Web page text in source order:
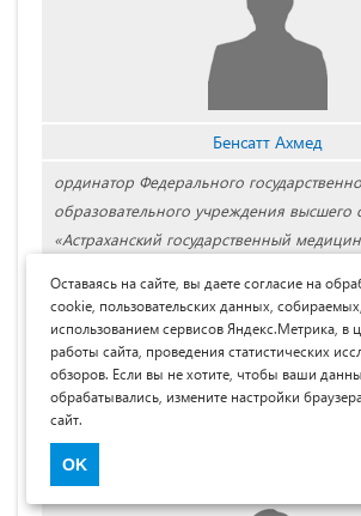
Бенсатт Ахмед
ординатор Федерального
образовательного учреждения высшего
«Астраханский государственный
Российской Федерации, РФ, г. Астрахань
Bensatt Ahmed
resident Federal State Budgetary
Higher Education Astrakhan State Medical
of Health of the Russian Federation, Russia,
Оставаясь на сайте, вы даете согласие на
cookie, пользовательских данных,
использованием сервисов Яндекс.Метрика, в
работы сайта, проведения статистических
обзоров. Если вы не хотите, чтобы ваши
обрабатывались, измените настройки
сайт.
OK